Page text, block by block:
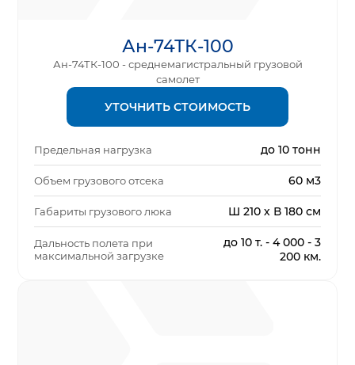
Ан-74ТК-100
Ан-74ТК-100 - среднемагистральный грузовой
самолет
УТОЧНИТЬ СТОИМОСТЬ
Предельная нагрузка до 10 тонн
Объем грузового отсека 60 м3
Габариты грузового люка Ш 210 х В 180 см
Дальность полета при
максимальной загрузке
до 10 т. - 4 000 - 3
200 км.